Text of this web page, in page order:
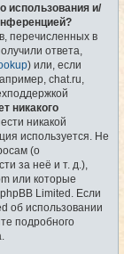
использования и/
перечисленных в
ответа,
) или, если
chat.ru,
никакого
никакой
используется. Не
(о
за неё и т. д.),
или которые
Limited. Если
об использовании
подробного